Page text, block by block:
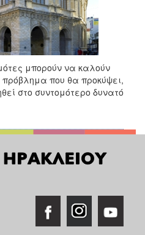
μπορούν να καλούν
πρόβλημα που θα προκύψει,
στο συντομότερο δυνατό